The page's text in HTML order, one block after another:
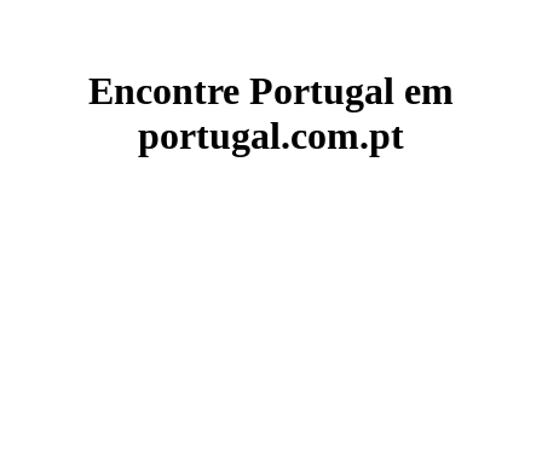
Encontre Portugal em
portugal.com.pt